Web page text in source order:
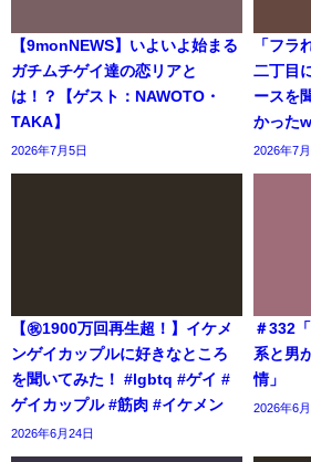
【9monNEWS】いよいよ始まる
ガチムチゲイ達の恋リアと
は！？【ゲスト：NAWOTO・
TAKA】
2026年7月5日
「フラ
二丁目
ースを
かった
2026年7
【㊗️1900万回再生超！】イケメ
ンゲイカップルに好きなところ
を聞いてみた！ #lgbtq #ゲイ #
ゲイカップル #筋肉 #イケメン
2026年6月24日
＃332
系と男
情」
2026年6